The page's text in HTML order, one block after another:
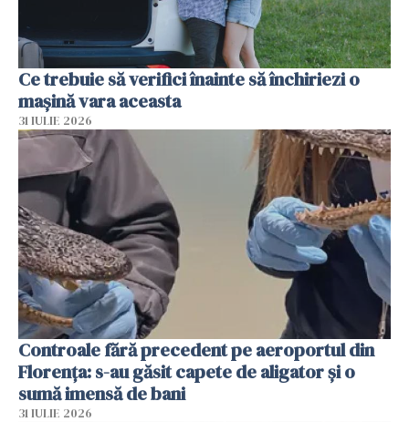
Ce trebuie să verifici înainte să închiriezi o
mașină vara aceasta
31 IULIE 2026
Controale fără precedent pe aeroportul din
Florența: s-au găsit capete de aligator și o
sumă imensă de bani
31 IULIE 2026